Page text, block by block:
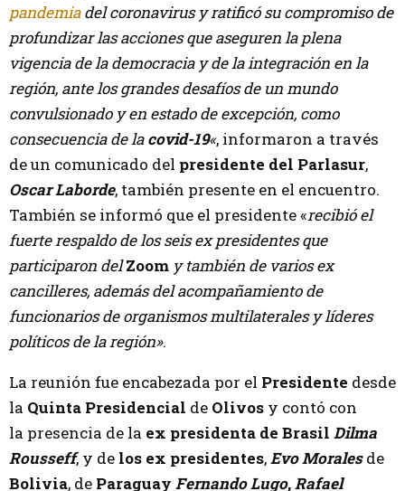
pandemiadel coronavirus y ratificó su compromiso de
profundizar las acciones que aseguren la plena
vigencia de la democracia y de la integración en la
región, ante los grandes desafíos de un mundo
convulsionado y en estado de excepción, como
consecuencia de la covid-19«, informaron a través
de un comunicado del presidente del Parlasur,
Oscar Laborde, también presente en el encuentro.
También se informó que el presidente «recibió el
fuerte respaldo de los seis ex presidentes que
participaron del Zoom y también de varios ex
cancilleres, además del acompañamiento de
funcionarios de organismos multilaterales y líderes
políticos de la región».
La reunión fue encabezada por el Presidente desde
la Quinta Presidencial de Olivos y contó con
la presencia de la ex presidenta de Brasil Dilma
Rousseff, y de los ex presidentes,Evo Moralesde
Bolivia, de Paraguay Fernando Lugo,Rafael